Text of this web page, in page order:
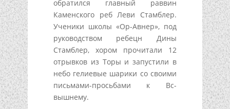
обратился главный раввин
Каменского реб Леви Стамблер.
Ученики школы «Ор-Авнер», под
руководством ребецн Дины
Стамблер, хором прочитали 12
отрывков из Торы и запустили в
небо гелиевые шарики со своими
письмами-просьбами к Вс-
вышнему.